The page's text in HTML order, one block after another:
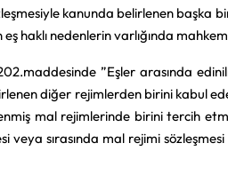
kanunda belirlenen başka
haklı nedenlerin varlığında
”Eşler arasında
diğer rejimlerden birini kabul
mal rejimlerinde birini tercih
sırasında mal rejimi sözleşmesi